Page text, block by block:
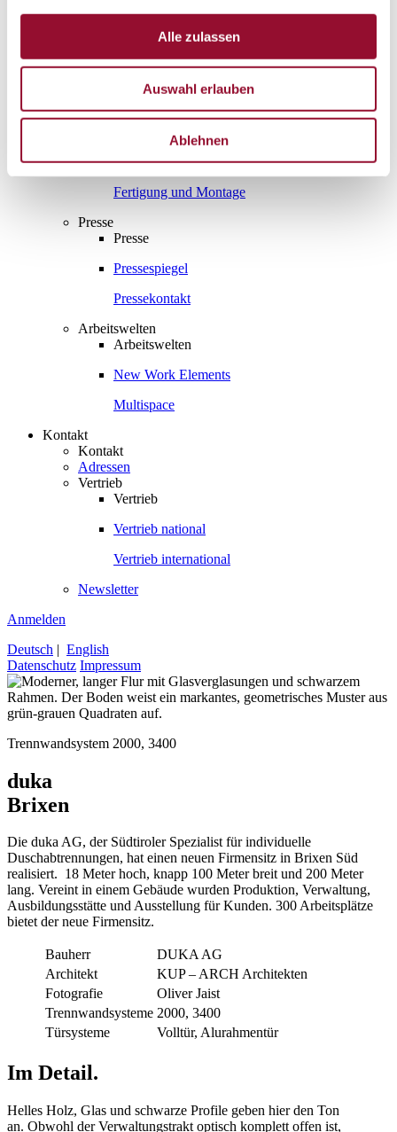
Alle zulassen
Auswahl erlauben
Ablehnen
Wissenswert
Die Systemtrennwand
Schallschutz
Brandschutz
Statik
Fertigung und Montage
Presse
Presse
Pressespiegel
Pressekontakt
Arbeitswelten
Arbeitswelten
New Work Elements
Multispace
Kontakt
Kontakt
Adressen
Vertrieb
Vertrieb
Vertrieb national
Vertrieb international
Newsletter
Anmelden
Deutsch | English
Datenschutz Impressum
Trennwandsystem 2000, 3400
duka
Brixen
Die duka AG, der Südtiroler Spezialist für individuelle
Duschabtrennungen, hat einen neuen Firmensitz in Brixen Süd
realisiert. 18 Meter hoch, knapp 100 Meter breit und 200 Meter
lang. Vereint in einem Gebäude wurden Produktion, Verwaltung,
Ausbildungsstätte und Ausstellung für Kunden. 300 Arbeitsplätze
bietet der neue Firmensitz.
Bauherr
DUKA AG
Architekt
KUP – ARCH Architekten
Fotografie
Oliver Jaist
Trennwandsysteme 2000, 3400
Türsysteme
Volltür, Alurahmentür
Im Detail.
Helles Holz, Glas und schwarze Profile geben hier den Ton
an. Obwohl der Verwaltungstrakt optisch komplett offen ist,